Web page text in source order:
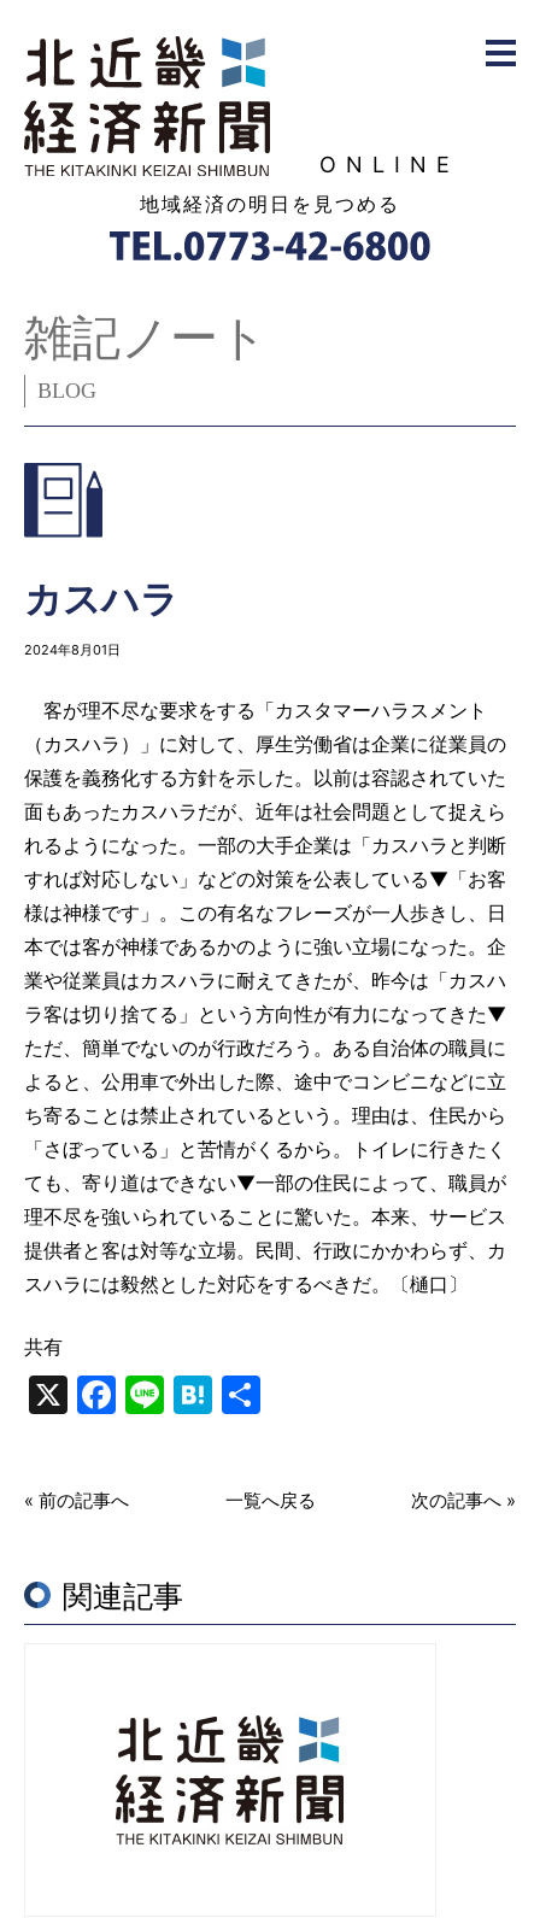
ONLINE
地域経済の明日を見つめる
雑記ノート
BLOG
カスハラ
2024年8月01日
客が理不尽な要求をする「カスタマーハラスメント
（カスハラ）」に対して、厚生労働省は企業に従業員の
保護を義務化する方針を示した。以前は容認されていた
面もあったカスハラだが、近年は社会問題として捉えら
れるようになった。一部の大手企業は「カスハラと判断
すれば対応しない」などの対策を公表している▼「お客
様は神様です」。この有名なフレーズが一人歩きし、日
本では客が神様であるかのように強い立場になった。企
業や従業員はカスハラに耐えてきたが、昨今は「カスハ
ラ客は切り捨てる」という方向性が有力になってきた▼
ただ、簡単でないのが行政だろう。ある自治体の職員に
よると、公用車で外出した際、途中でコンビニなどに立
ち寄ることは禁止されているという。理由は、住民から
「さぼっている」と苦情がくるから。トイレに行きたく
ても、寄り道はできない▼一部の住民によって、職員が
理不尽を強いられていることに驚いた。本来、サービス
提供者と客は対等な立場。民間、行政にかかわらず、カ
スハラには毅然とした対応をするべきだ。〔樋口〕
共有
X Facebook
LineHatena
« 前の記事へ 一覧へ戻る 次の記事へ »
関連記事